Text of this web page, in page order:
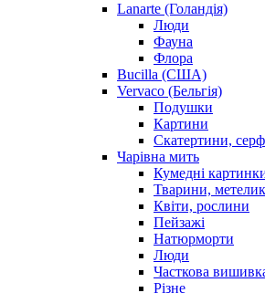
Lanarte (Голандія)
Люди
Фауна
Флора
Bucilla (США)
Vervaco (Бельгія)
Подушки
Картини
Скатертини,
Чарiвна мить
Кумедні
Тварини,
Квіти, рослини
Пейзажі
Натюрморти
Люди
Часткова
Різне